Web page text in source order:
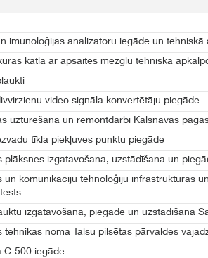
imunoloģijas analizatoru iegāde un tehniskā
katla ar apsaites mezglu tehniskā
video signāla konvertētāju piegāde
uzturēšana un remontdarbi Kalsnavas
tīkla piekļuves punktu piegāde
plāksnes izgatavošana, uzstādīšana un
un komunikāciju tehnoloģiju infrastruktūras
izgatavošana, piegāde un uzstādīšana
tehnikas noma Talsu pilsētas pārvaldes
C-500 iegāde